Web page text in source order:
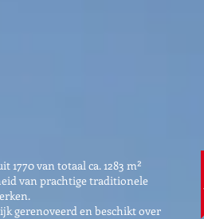
van totaal ca. 1283 m²
van prachtige traditionele
gerenoveerd en beschikt over